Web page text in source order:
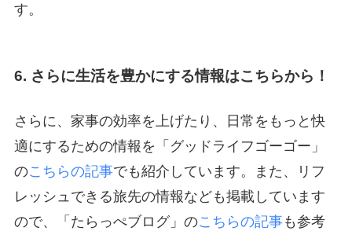
す。
6. さらに生活を豊かにする情報はこちらから！
さらに、家事の効率を上げたり、日常をもっと快
適にするための情報を「グッドライフゴーゴー」
のこちらの記事でも紹介しています。また、リフ
レッシュできる旅先の情報なども掲載しています
ので、「たらっぺブログ」のこちらの記事も参考